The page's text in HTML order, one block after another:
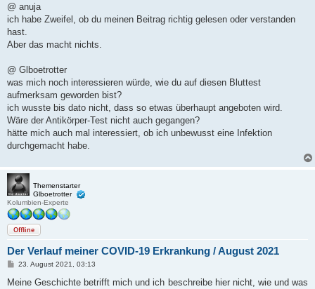
a
g
@ anuja
ich habe Zweifel, ob du meinen Beitrag richtig gelesen oder verstanden
hast.
Aber das macht nichts.
@ Glboetrotter
was mich noch interessieren würde, wie du auf diesen Bluttest
aufmerksam geworden bist?
ich wusste bis dato nicht, dass so etwas überhaupt angeboten wird.
Wäre der Antikörper-Test nicht auch gegangen?
hätte mich auch mal interessiert, ob ich unbewusst eine Infektion
durchgemacht habe.
Themenstarter
Glboetrotter
Kolumbien-Experte
Offline
Der Verlauf meiner COVID-19 Erkrankung / August 2021
B
i
23. August 2021, 03:13
Meine Geschichte betrifft mich und ich beschreibe hier nicht, wie und was